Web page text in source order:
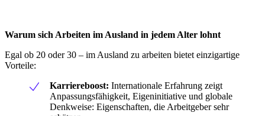
Warum sich Arbeiten im Ausland in jedem Alter lohnt
Egal ob 20 oder 30 – im Ausland zu arbeiten bietet einzigartige
Vorteile:
Karriereboost: Internationale Erfahrung zeigt
Anpassungsfähigkeit, Eigeninitiative und globale
Denkweise: Eigenschaften, die Arbeitgeber sehr